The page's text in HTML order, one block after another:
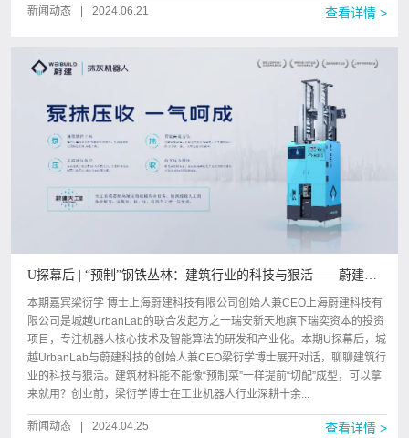
新闻动态 | 2024.06.21 查看详情 >
U探幕后 | “预制”钢铁丛林：建筑行业的科技与狠活——蔚建科
本期嘉宾梁衍学 博士上海蔚建科技有限公司创始人兼CEO上海蔚建科技有
限公司是城越UrbanLab的联合发起方之一瑞安新天地旗下瑞奕资本的投资
项目，专注机器人核心技术及智能算法的研发和产业化。本期U探幕后，城
越UrbanLab与蔚建科技的创始人兼CEO梁衍学博士展开对话，聊聊建筑行
业的科技与狠活。建筑材料能不能像“预制菜”一样提前“切配”成型，可以拿
来就用？创业前，梁衍学博士在工业机器人行业深耕十余...
新闻动态 | 2024.04.25 查看详情 >